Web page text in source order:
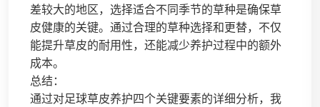
差较大的地区，选择适合不同季节的草种是确保草
皮健康的关键。通过合理的草种选择和更替，不仅
能提升草皮的耐用性，还能减少养护过程中的额外
成本。
总结：
通过对足球草皮养护四个关键要素的详细分析，我